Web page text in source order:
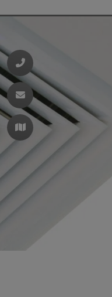
schließen
und schließen
öffnen und schließen